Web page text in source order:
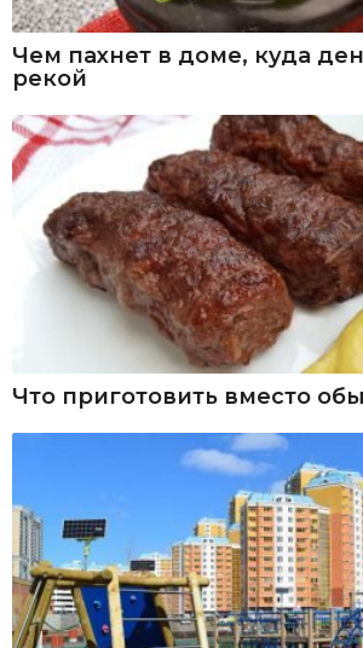
Чем пахнет в доме, куда
рекой
Что приготовить вместо